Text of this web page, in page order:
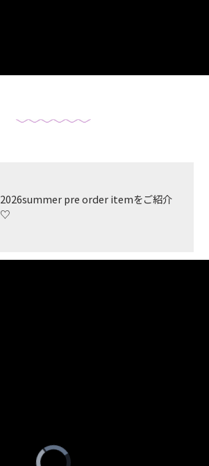
2026summer pre order itemをご紹介
♡